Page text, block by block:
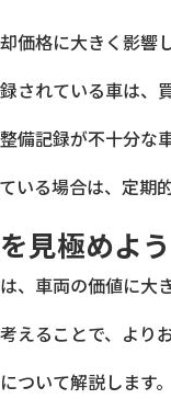
価格に大きく影響し
されている車は、
備記録が不十分な
いる場合は、定期
見極めよう
、車両の価値に大
えることで、より
ついて解説します。